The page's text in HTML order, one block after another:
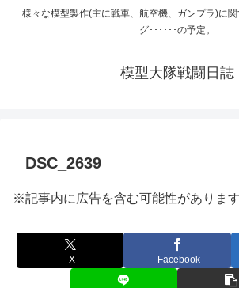
様々な模型製作(主に戦車、航空機、ガンプラ)に
グ･･････の予定。
模型大隊戦闘日誌
DSC_2639
※記事内に広告を含む可能性があります
X Facebook